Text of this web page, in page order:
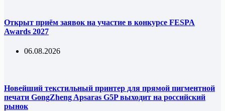
Открыт приём заявок на участие в конкурсе FESPA
Awards 2027
06.08.2026
Новейший текстильный принтер для прямой пигментной
печати GongZheng Apsaras G5P выходит на российский
рынок